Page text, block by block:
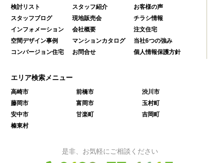
検討リスト
スタッフ紹介
お客様の声
スタッフブログ
現地販売会
チラシ情報
インフォメーション
会社概要
注文住宅
空間デザイン事例
マンションカタログ
当社6つの強み
コンバージョン住宅
お問合せ 個人情報保護方針
エリア検索メニュー
高崎市 前橋市
渋川市
藤岡市
富岡市
玉村町
安中市
甘楽町
吉岡町
榛東村
是非、お気軽にご相談ください